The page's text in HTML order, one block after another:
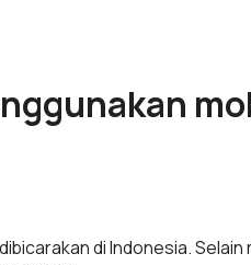
di Indonesia.